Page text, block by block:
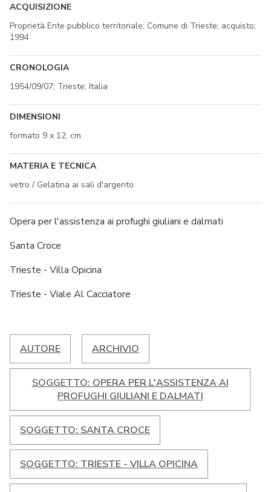
ACQUISIZIONE
Proprietà Ente pubblico territoriale; Comune di Trieste; acquisto;
1994
CRONOLOGIA
1954/09/07; Trieste; Italia
DIMENSIONI
formato 9 x 12; cm
MATERIA E TECNICA
vetro / Gelatina ai sali d'argento
Opera per l'assistenza ai profughi giuliani e dalmati
Santa Croce
Trieste - Villa Opicina
Trieste - Viale Al Cacciatore
AUTORE ARCHIVIO
SOGGETTO: OPERA PER L'ASSISTENZA AI
PROFUGHI GIULIANI E DALMATI
SOGGETTO: SANTA CROCE
SOGGETTO: TRIESTE - VILLA OPICINA